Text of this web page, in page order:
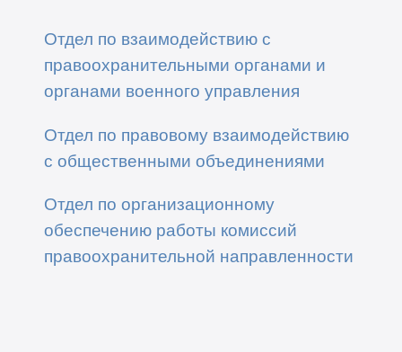
Отдел по взаимодействию с
правоохранительными органами и
органами военного управления
Отдел по правовому взаимодействию
с общественными объединениями
Отдел по организационному
обеспечению работы комиссий
правоохранительной направленности